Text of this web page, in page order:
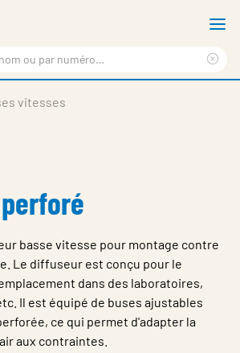
vitesses
basse vitesse pour montage contre
Le diffuseur est conçu pour le
dans des laboratoires,
Il est équipé de buses ajustables
ce qui permet d'adapter la
aux contraintes.